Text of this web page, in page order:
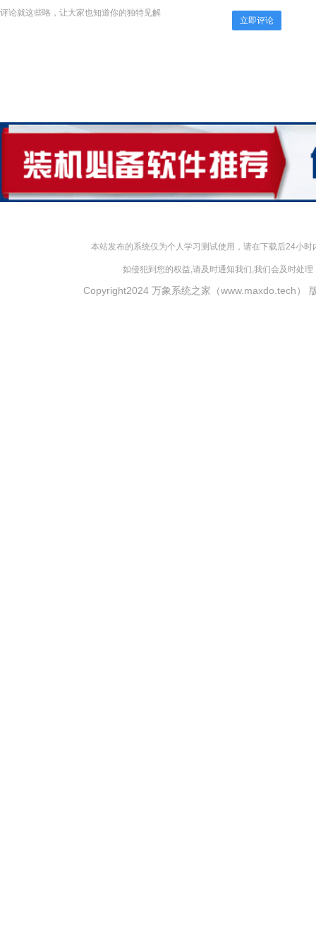
评论就这些咯，让大家也知道你的独特见解
立即评论
本站发布的系统仅为个人学习测试使用，请在下载后24小
如侵犯到您的权益,请及时通知我们,我们会及时处
Copyright2024 万象系统之家（www.maxdo.tech）